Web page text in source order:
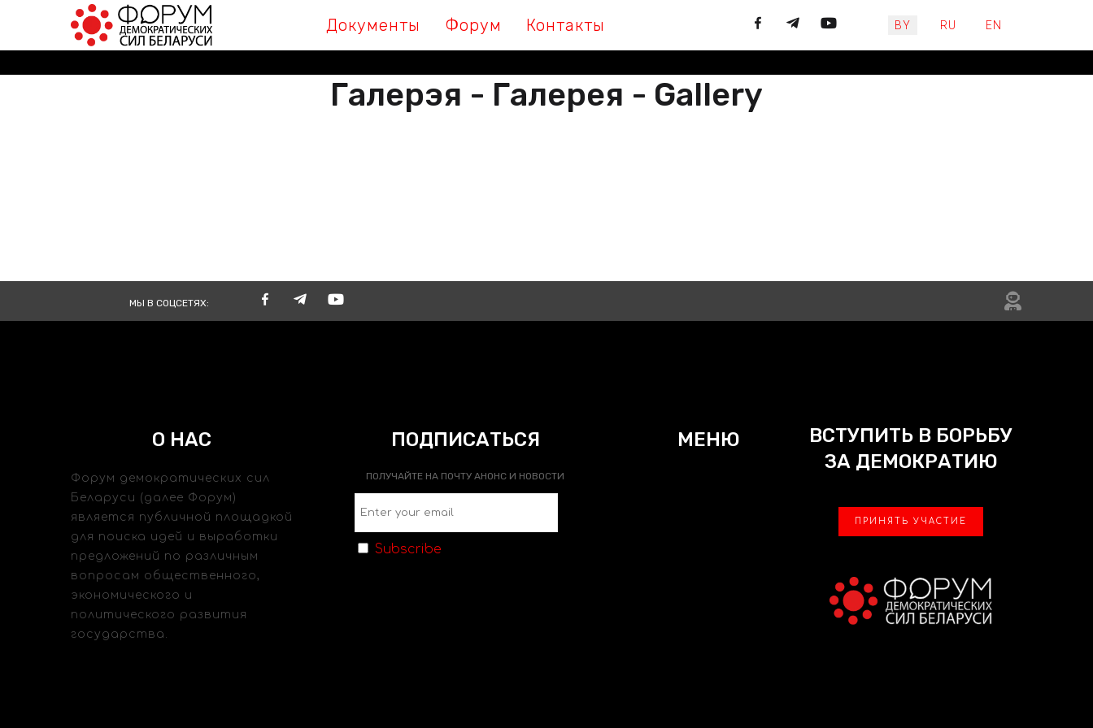
Документы Форум Контакты Выберите язык
BY RU EN
Галерэя - Галерея - Gallery
МЫ В СОЦСЕТЯХ:
О НАС
Форум демократических сил
Беларуси (далее Форум)
является публичной площадкой
для поиска идей и выработки
предложений по различным
вопросам общественного,
экономического и
политического развития
государства.
ПОДПИСАТЬСЯ
ПОЛУЧАЙТЕ НА ПОЧТУ АНОНС И НОВОСТИ
Subscribe
МЕНЮ
ВСТУПИТЬ В БОРЬБУ
ЗА ДЕМОКРАТИЮ
ПРИНЯТЬ УЧАСТИЕ